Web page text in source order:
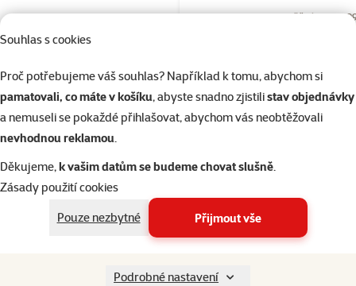
Souhlas s cookies
Proč potřebujeme váš souhlas? Například k tomu, abychom si
pamatovali, co máte v košíku, abyste snadno zjistilistav objednávky
a nemuseli se pokaždé přihlašovat, abychom vás neobtěžovali
nevhodnou reklamou.
Děkujeme,k vašim datům se budeme chovat slušně.
Zásady použití cookies
Pouze nezbytné
Přijmout vše
Podrobné nastavení
Běžná cena
Skladem
Hračka Epic
dřevěný